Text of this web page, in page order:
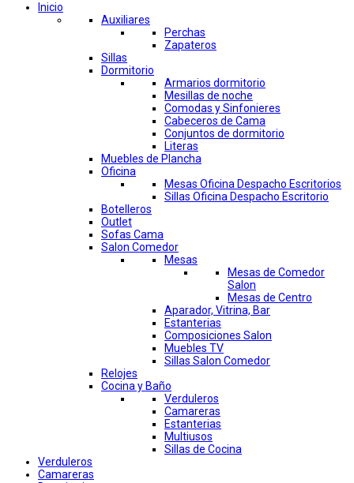
Inicio
Auxiliares
Perchas
Zapateros
Sillas
Dormitorio
Armarios dormitorio
Mesillas de noche
Comodas y Sinfonieres
Cabeceros de Cama
Conjuntos de dormitorio
Literas
Muebles de Plancha
Oficina
Mesas Oficina Despacho Escritorios
Sillas Oficina Despacho Escritorio
Botelleros
Outlet
Sofas Cama
Salon Comedor
Mesas
Mesas de Comedor
Salon
Mesas de Centro
Aparador, Vitrina, Bar
Estanterias
Composiciones Salon
Muebles TV
Sillas Salon Comedor
Relojes
Cocina y Baño
Verduleros
Camareras
Estanterias
Multiusos
Sillas de Cocina
Verduleros
Camareras